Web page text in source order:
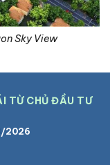
Sky View
TỪ CHỦ ĐẦU TƯ
2026